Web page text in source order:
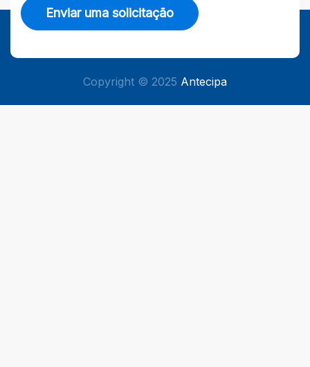
Enviar uma solicitação
Copyright © 2025 Antecipa